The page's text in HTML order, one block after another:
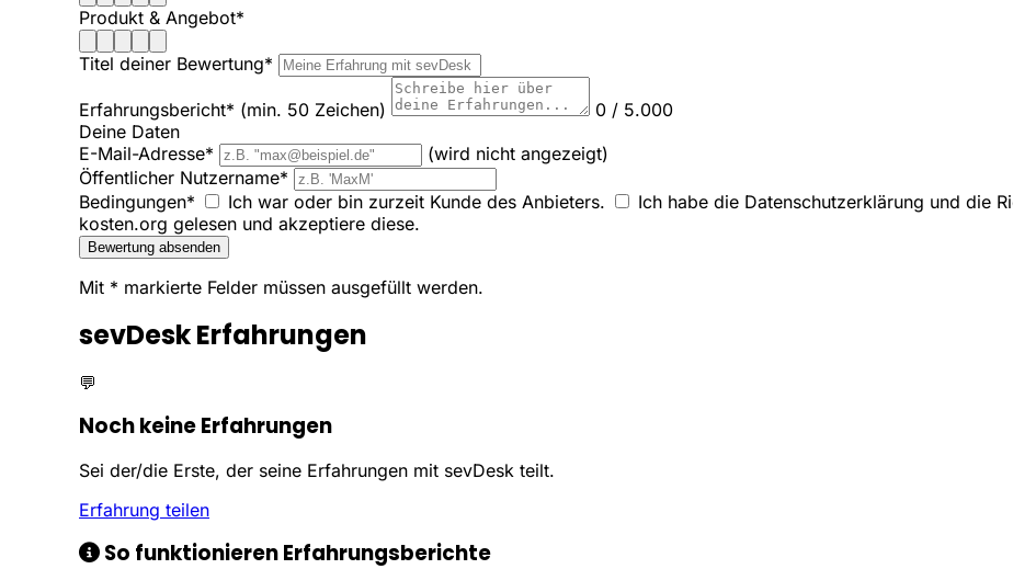
Produkt & Angebot*
Titel deiner Bewertung*
Erfahrungsbericht* (min. 50 Zeichen)
0 / 5.000
Deine Daten
E-Mail-Adresse*
(wird nicht angezeigt)
Öffentlicher Nutzername*
Bedingungen*
Ich war oder bin zurzeit Kunde des Anbieters.
Ich habe die Datenschutzerklärung und die
kosten.org gelesen und akzeptiere diese.
Bewertung absenden
Mit * markierte Felder müssen ausgefüllt werden.
sevDesk Erfahrungen
💬
Noch keine Erfahrungen
Sei der/die Erste, der seine Erfahrungen mit sevDesk teilt.
Erfahrung teilen
So funktionieren Erfahrungsberichte